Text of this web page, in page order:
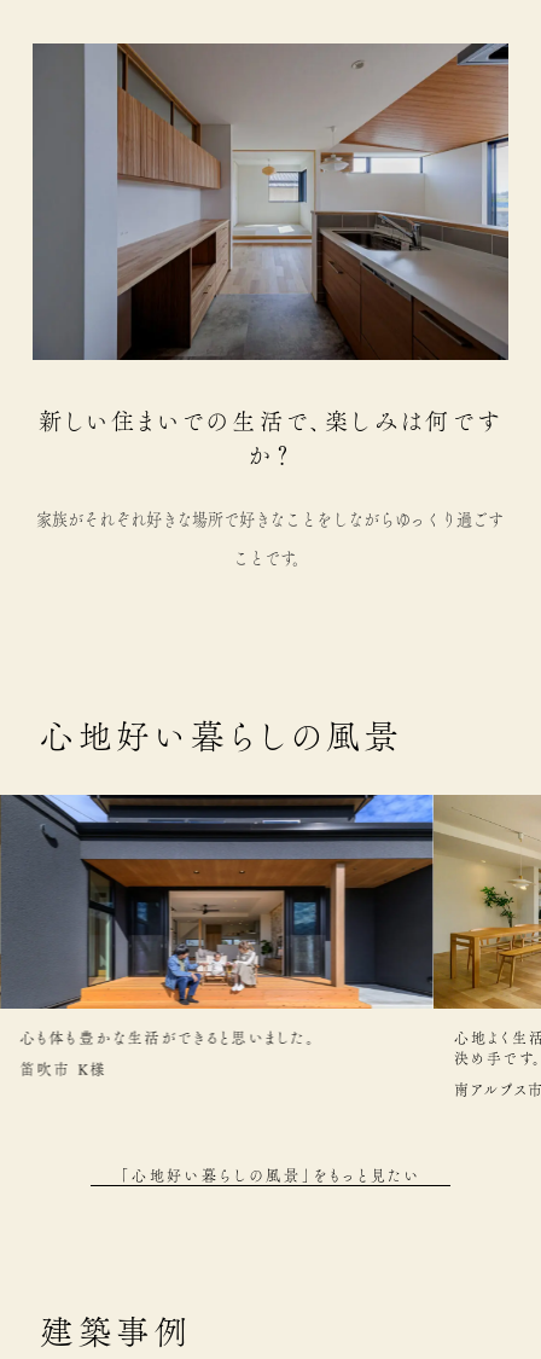
新しい住まいでの生活で、楽しみは何です
か？
家族がそれぞれ好きな場所で好きなことをしながらゆっくり過ごす
ことです。
心地好い暮らしの風景
心も体も豊かな生活ができると思いました。
笛吹市 K様
心地よく生
決め手です。
南アルプス
「心地好い暮らしの風景」をもっと見たい
建築事例